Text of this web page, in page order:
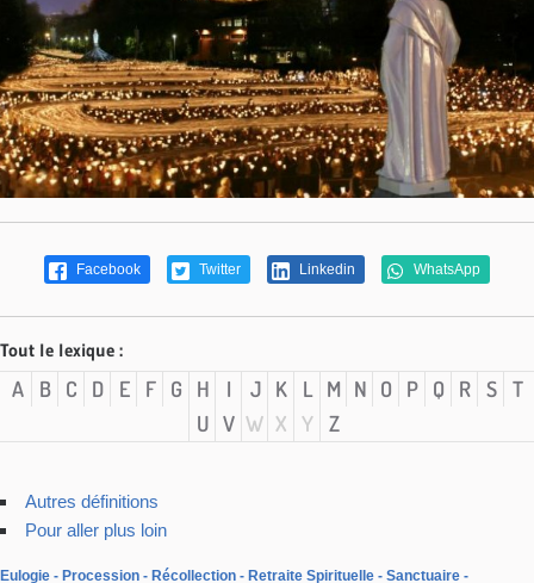
Facebook Twitter Linkedin WhatsApp
Tout le lexique :
A B C D E F G H I J K L M N O P Q R S
T
U V W X Y Z
Autres définitions
Pour aller plus loin
Eulogie Procession Récollection Retraite Spirituelle
Sanctuaire